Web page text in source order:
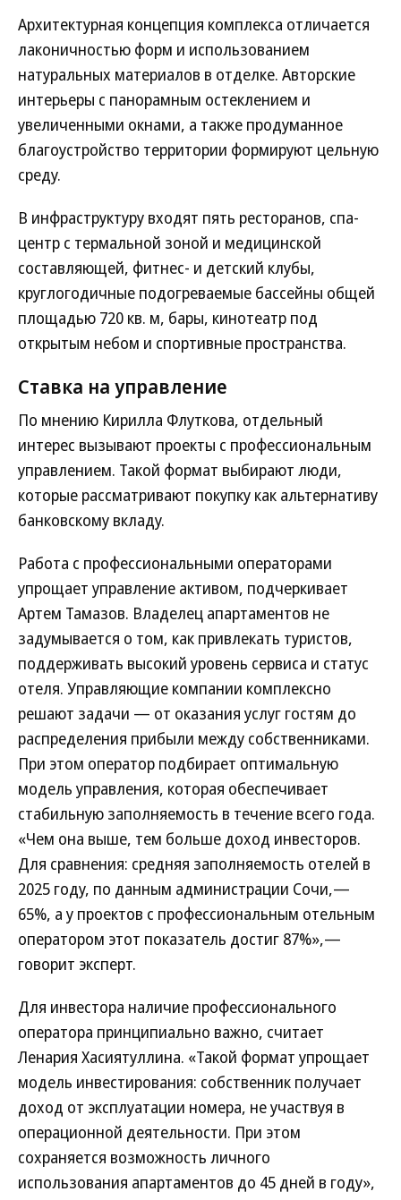
Архитектурная концепция комплекса отличается
лаконичностью форм и использованием
натуральных материалов в отделке. Авторские
интерьеры с панорамным остеклением и
увеличенными окнами, а также продуманное
благоустройство территории формируют цельную
среду.
В инфраструктуру входят пять ресторанов, спа-
центр с термальной зоной и медицинской
составляющей, фитнес- и детский клубы,
круглогодичные подогреваемые бассейны общей
площадью 720 кв. м, бары, кинотеатр под
открытым небом и спортивные пространства.
Ставка на управление
По мнению Кирилла Флуткова, отдельный
интерес вызывают проекты с профессиональным
управлением. Такой формат выбирают люди,
которые рассматривают покупку как альтернативу
банковскому вкладу.
Работа с профессиональными операторами
упрощает управление активом, подчеркивает
Артем Тамазов. Владелец апартаментов не
задумывается о том, как привлекать туристов,
поддерживать высокий уровень сервиса и статус
оте­ля. Управляющие компании комплексно
решают задачи — от оказания услуг гостям до
распределения прибыли между собственниками.
При этом оператор подбирает оптимальную
модель управления, которая обеспечивает
стабильную заполняемость в течение всего года.
«Чем она выше, тем больше доход инвесторов.
Для сравнения: средняя заполняемость оте­лей в
2025 году, по данным администрации Сочи,—
65%, а у проектов с профессиональным отельным
оператором этот показатель достиг 87%»,—
говорит эксперт.
Для инвестора наличие профессионального
оператора принципиально важно, считает
Ленария Хасиятуллина. «Такой формат упрощает
модель инвестирования: собственник получает
доход от эксплуатации номера, не участвуя в
операционной деятельности. При этом
сохраняется возможность личного
использования апартаментов до 45 дней в году»,